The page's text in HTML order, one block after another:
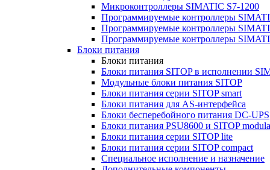
Микроконтроллеры SIMATIC S7-1200
Программируемые контроллеры
Программируемые контроллеры
Программируемые контроллеры
Блоки питания
Блоки питания
Блоки питания SITOP в исполнении
Модульные блоки питания SITOP
Блоки питания серии SITOP smart
Блоки питания для AS-интерфейса
Блоки бесперебойного питания DC-UPS
Блоки питания PSU8600 и SITOP
Блоки питания серии SITOP lite
Блоки питания серии SITOP compact
Специальное исполнение и назначение